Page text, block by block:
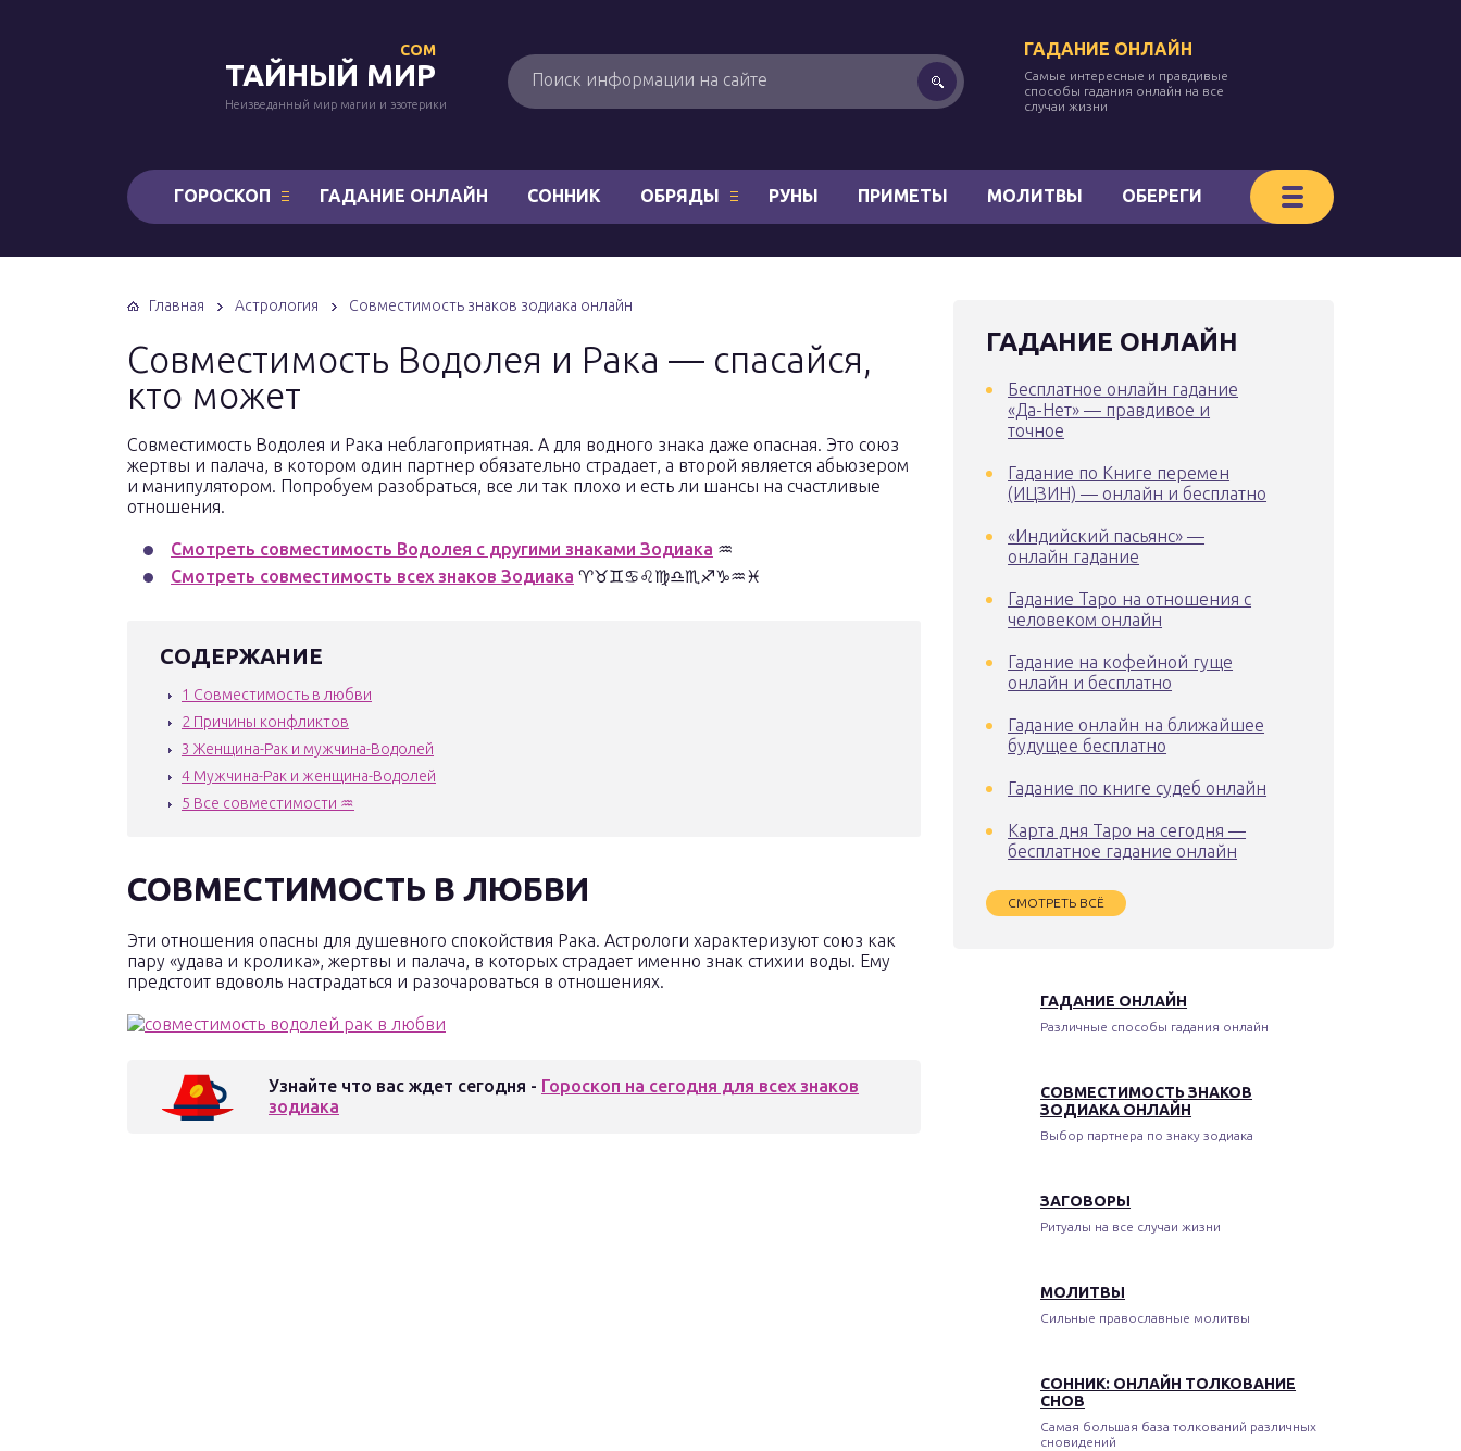
ТАЙНЫЙ МИР
COM
Неизведанный мир магии и эзотерики
ГАДАНИЕ ОНЛАЙН
Самые интересные и правдивые
способы гадания онлайн на все
случаи жизни
ГОРОСКОП ГАДАНИЕ ОНЛАЙН СОННИК ОБРЯДЫ РУНЫ ПРИМЕТЫ МОЛИТВЫ ОБЕРЕГИ
Главная Астрология Совместимость знаков зодиака онлайн
Совместимость Водолея и Рака — спасайся,
кто может
Совместимость Водолея и Рака неблагоприятная. А для водного знака даже опасная. Это союз
жертвы и палача, в котором один партнер обязательно страдает, а второй является абьюзером
и манипулятором. Попробуем разобраться, все ли так плохо и есть ли шансы на счастливые
отношения.
Смотреть совместимость Водолея с другими знаками Зодиака ♒
Смотреть совместимость всех знаков Зодиака ♈♉♊♋♌♍♎♏♐♑♒♓
СОДЕРЖАНИЕ
1 Совместимость в любви
2 Причины конфликтов
3 Женщина-Рак и мужчина-Водолей
4 Мужчина-Рак и женщина-Водолей
5 Все совместимости ♒
СОВМЕСТИМОСТЬ В ЛЮБВИ
Эти отношения опасны для душевного спокойствия Рака. Астрологи характеризуют союз как
пару «удава и кролика», жертвы и палача, в которых страдает именно знак стихии воды. Ему
предстоит вдоволь настрадаться и разочароваться в отношениях.
Узнайте что вас ждет сегодня - Гороскоп на сегодня для всех знаков
зодиака
ГАДАНИЕ ОНЛАЙН
Бесплатное онлайн гадание
«Да-Нет» — правдивое и
точное
Гадание по Книге перемен
(ИЦЗИН) — онлайн и бесплатно
«Индийский пасьянс» —
онлайн гадание
Гадание Таро на отношения с
человеком онлайн
Гадание на кофейной гуще
онлайн и бесплатно
Гадание онлайн на ближайшее
будущее бесплатно
Гадание по книге судеб онлайн
Карта дня Таро на сегодня —
бесплатное гадание онлайн
СМОТРЕТЬ ВСЁ
ГАДАНИЕ ОНЛАЙН
Различные способы гадания онлайн
СОВМЕСТИМОСТЬ ЗНАКОВ
ЗОДИАКА ОНЛАЙН
Выбор партнера по знаку зодиака
ЗАГОВОРЫ
Ритуалы на все случаи жизни
МОЛИТВЫ
Сильные православные молитвы
СОННИК: ОНЛАЙН ТОЛКОВАНИЕ
СНОВ
Самая большая база толкований различных
сновидений